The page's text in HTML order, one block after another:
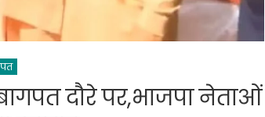
दौरे पर,भाजपा नेताओं